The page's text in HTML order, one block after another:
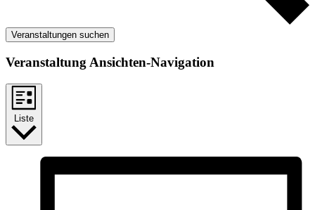
Veranstaltungen suchen
Veranstaltung Ansichten-Navigation
Liste